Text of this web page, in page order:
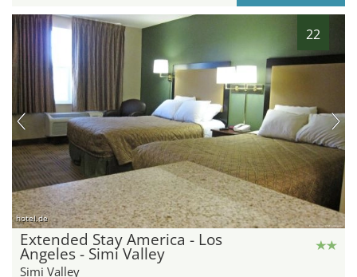
22
hotel.de
Extended Stay America - Los
Angeles - Simi Valley
Simi Valley